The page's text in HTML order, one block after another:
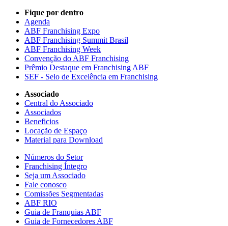
Fique por dentro
Agenda
ABF Franchising Expo
ABF Franchising Summit Brasil
ABF Franchising Week
Convenção do ABF Franchising
Prêmio Destaque em Franchising ABF
SEF - Selo de Excelência em Franchising
Associado
Central do Associado
Associados
Beneficios
Locação de Espaço
Material para Download
Números do Setor
Franchising Íntegro
Seja um Associado
Fale conosco
Comissões Segmentadas
ABF RIO
Guia de Franquias ABF
Guia de Fornecedores ABF